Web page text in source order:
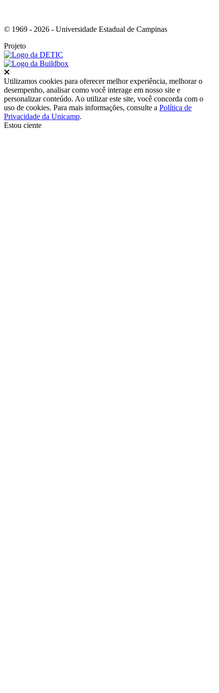
© 1969 - 2026 - Universidade Estadual de Campinas
Projeto
Utilizamos cookies para oferecer melhor experiência, melhorar o
desempenho, analisar como você interage em nosso site e
personalizar conteúdo. Ao utilizar este site, você concorda com o
uso de cookies. Para mais informações, consulte a Política de
Privacidade da Unicamp.
Estou ciente